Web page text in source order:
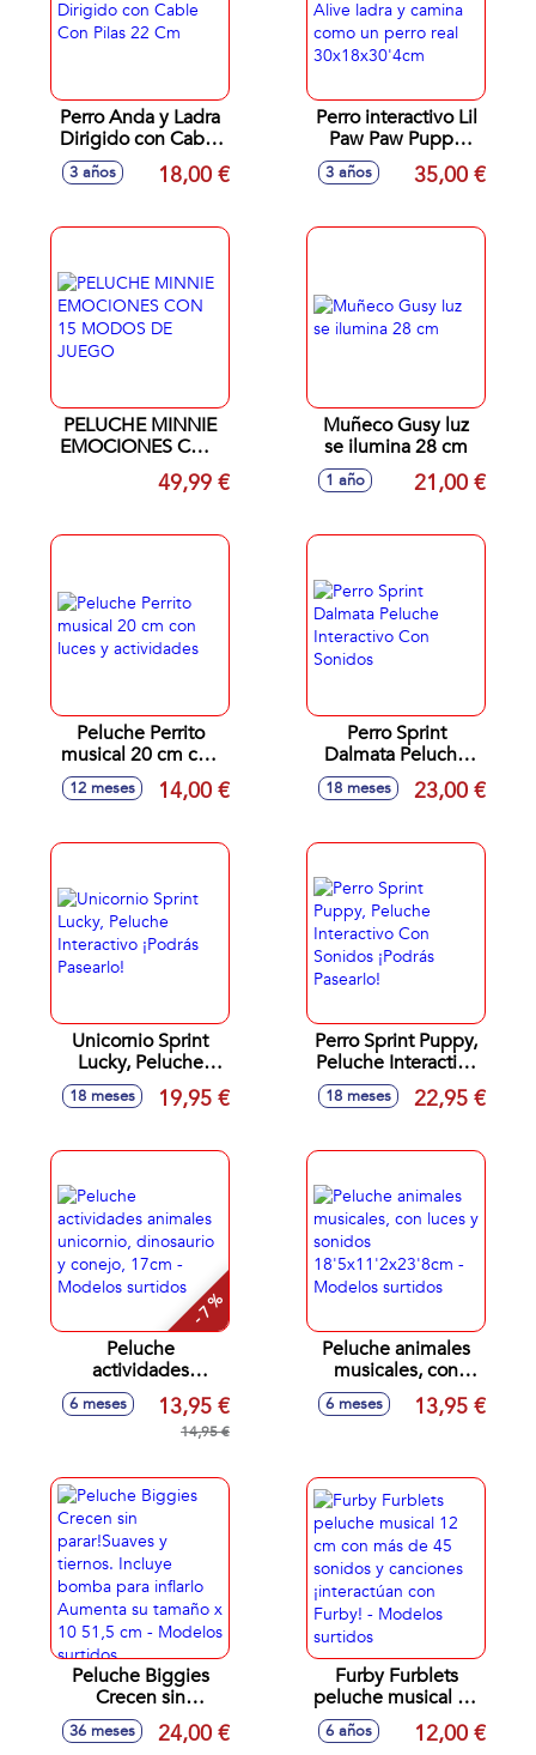
Perro Anda y Ladra
Dirigido con Cable
Con Pilas 22 Cm
3 años 18,00 €
Perro interactivo Lil
Paw Paw Puppy
Pets Alive ladra y
camina como un
30x18x30'4cm
3 años 35,00 €
PELUCHE MINNIE
EMOCIONES CON
15 MODOS DE
JUEGO49,99 €
Muñeco Gusy luz
se ilumina 28 cm
1 año 21,00 €
Peluche Perrito
musical 20 cm con
luces y actividades
12 meses 14,00 €
Perro Sprint
Dalmata Peluche
Interactivo Con
Sonidos
18 meses 23,00 €
Unicornio Sprint
Lucky, Peluche
Interactivo ¡Podrás
Pasearlo!
18 meses 19,95 €
Perro Sprint Puppy,
Peluche Interactivo
Con Sonidos
¡Podrás Pasearlo!
18 meses 22,95 €
- 7 %
Peluche
actividades
animales unicornio,
dinosaurio y
conejo, 17cm -
6 meses 13,95 €
14,95 €
Peluche animales
musicales, con
luces y sonidos
18'5x11'2x23'8cm -
6 meses 13,95 €
Peluche Biggies
Crecen sin
parar!Suaves y
tiernos. Incluye
36 meses 24,00 €
Furby Furblets
peluche musical 12
cm con más de 45
sonidos y
6 años 12,00 €